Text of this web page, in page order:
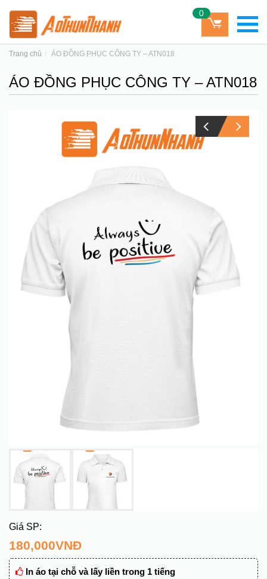
0
Trang chủ ÁO ĐỒNG PHỤC CÔNG TY – ATN018
ÁO ĐỒNG PHỤC CÔNG TY – ATN018
180,000VNĐ
In áo tại chỗ và lấy liền trong 1 tiếng